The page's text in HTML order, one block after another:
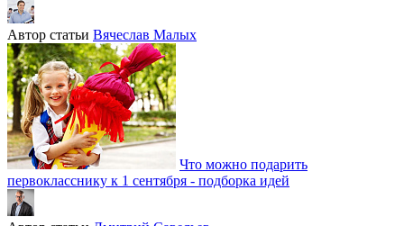
Автор статьи Вячеслав Малых
Что можно подарить
первокласснику к 1 сентября - подборка идей